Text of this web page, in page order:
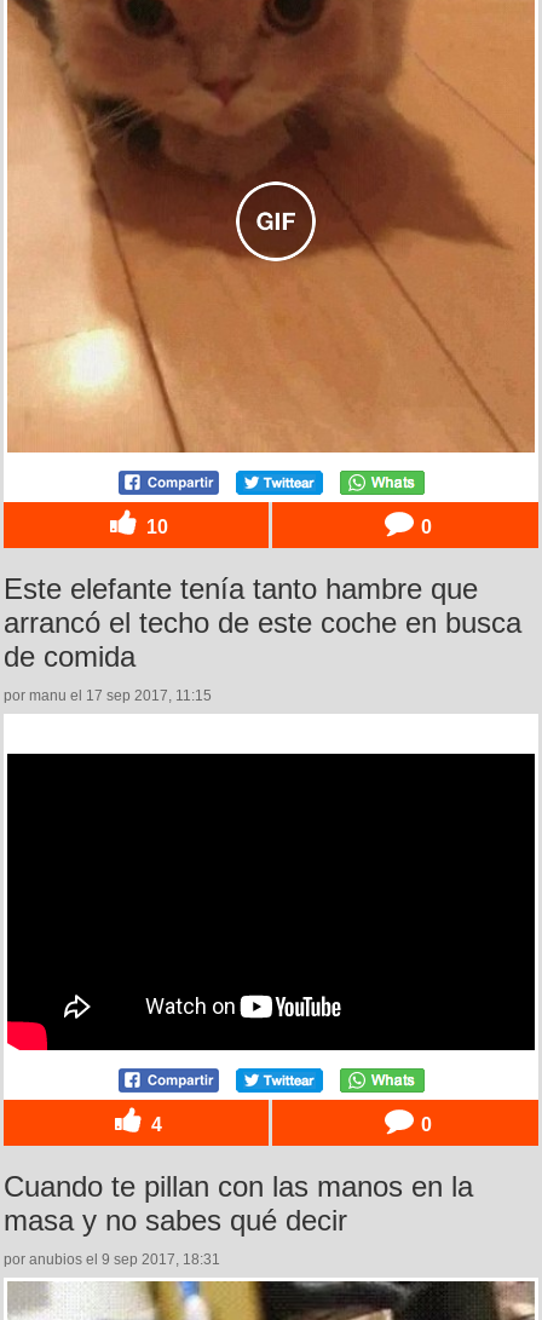
10 0
Este elefante tenía tanto hambre que
arrancó el techo de este coche en busca
de comida
por manu el 17 sep 2017, 11:15
4 0
Cuando te pillan con las manos en la
masa y no sabes qué decir
por anubios el 9 sep 2017, 18:31